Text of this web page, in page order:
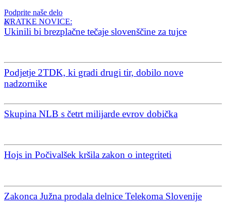
Podprite naše delo
KRATKE NOVICE:
Ukinili bi brezplačne tečaje slovenščine za tujce
Podjetje 2TDK, ki gradi drugi tir, dobilo nove
nadzornike
Skupina NLB s četrt milijarde evrov dobička
Hojs in Počivalšek kršila zakon o integriteti
Zakonca Južna prodala delnice Telekoma Slovenije